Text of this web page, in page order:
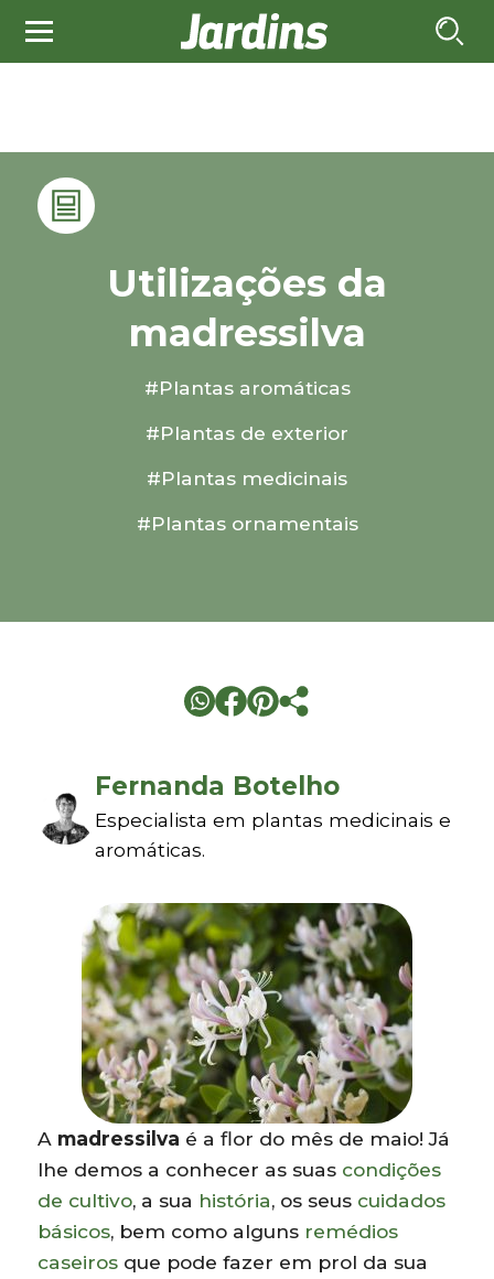
Utilizações da
madressilva
#Plantas aromáticas
#Plantas de exterior
#Plantas medicinais
#Plantas ornamentais
Fernanda Botelho
Especialista em plantas medicinais e
aromáticas.
A madressilva é a flor do mês de maio! Já
lhe demos a conhecer as suas condições
de cultivo, a sua história, os seus cuidados
básicos, bem como alguns remédios
caseiros que pode fazer em prol da sua